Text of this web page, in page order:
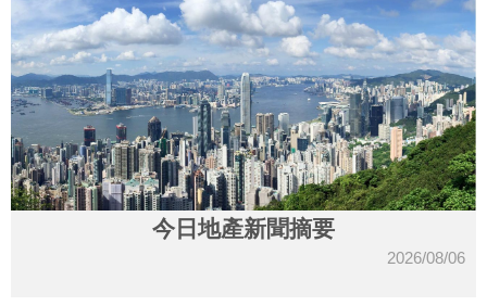
今日地產新聞摘要
2026/08/06